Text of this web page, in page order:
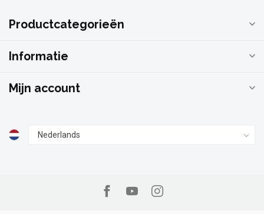
Productcategorieën
Informatie
Mijn account